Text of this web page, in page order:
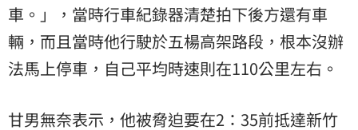
車。」，當時行車紀錄器清楚拍下後方還有車
輛，而且當時他行駛於五楊高架路段，根本沒辦
法馬上停車，自己平均時速則在110公里左右。
甘男無奈表示，他被脅迫要在2：35前抵達新竹